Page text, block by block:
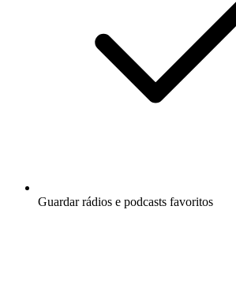
Guardar rádios e podcasts favoritos